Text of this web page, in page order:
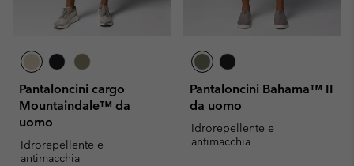
Pantaloncini cargo
Mountaindale™ da
uomo
Idrorepellente e
antimacchia
Pantaloncini Bahama™ II
da uomo
Idrorepellente e
antimacchia